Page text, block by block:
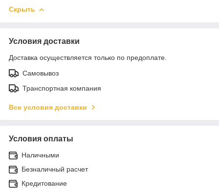
Скрыть
Условия доставки
Доставка осуществляется только по предоплате.
Самовывоз
Транспортная компания
Все условия доставки
Условия оплаты
Наличными
Безналичный расчет
Кредитование